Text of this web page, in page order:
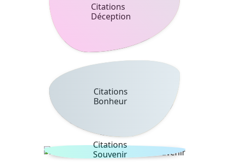
Citations
Déception
Citations
Bonheur
Citations
Souvenir